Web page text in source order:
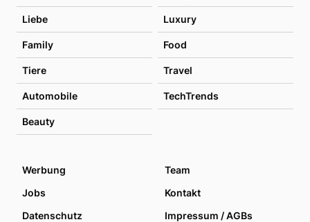
Liebe Luxury
Family Food
Tiere Travel
Automobile TechTrends
Beauty
Werbung
Team
Jobs
Kontakt
Datenschutz
Impressum / AGBs